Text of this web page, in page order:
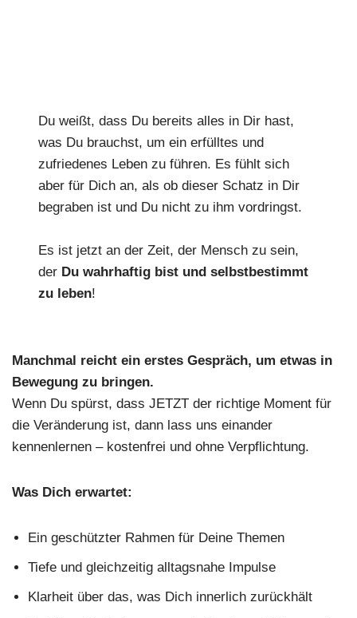
Du weißt, dass Du bereits alles in Dir hast,
was Du brauchst, um ein erfülltes und
zufriedenes Leben zu führen. Es fühlt sich
aber für Dich an, als ob dieser Schatz in Dir
begraben ist und Du nicht zu ihm vordringst.
Es ist jetzt an der Zeit, der Mensch zu sein,
der Du wahrhaftig bist und selbstbestimmt
zu leben!
Manchmal reicht ein erstes Gespräch, um etwas in
Bewegung zu bringen.
Wenn Du spürst, dass JETZT der richtige Moment für
die Veränderung ist, dann lass uns einander
kennenlernen – kostenfrei und ohne Verpflichtung.
Was Dich erwartet:
Ein geschützter Rahmen für Deine Themen
Tiefe und gleichzeitig alltagsnahe Impulse
Klarheit über das, was Dich innerlich zurückhält